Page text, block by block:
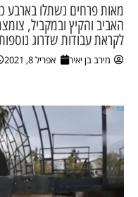
מאות פרחים נשתלו בארבע
האביב והקיץ ובמקביל,
לקראת עבודות שדרוג
מירב בן יאיר אפריל 8, 2021